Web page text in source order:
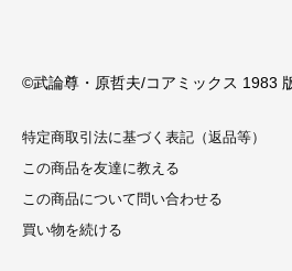
©武論尊・原哲夫/コアミックス 1983
特定商取引法に基づく表記（返品等）
この商品を友達に教える
この商品について問い合わせる
買い物を続ける